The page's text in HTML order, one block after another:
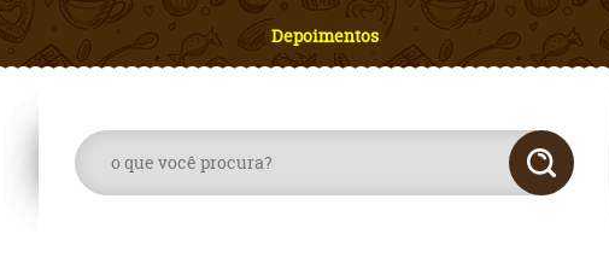
Depoimentos